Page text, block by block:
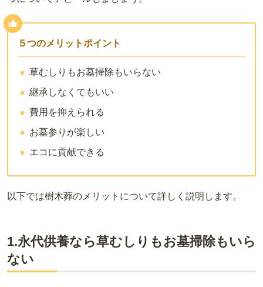
５つのメリットポイント
草むしりもお墓掃除もいらない
継承しなくてもいい
費用を抑えられる
お墓参りが楽しい
エコに貢献できる
以下では樹木葬のメリットについて詳しく説明します。
1.永代供養なら草むしりもお墓掃除もいら
ない